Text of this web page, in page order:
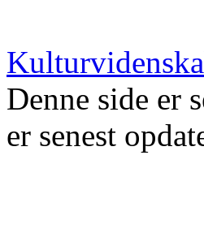
Denne side er
er senest